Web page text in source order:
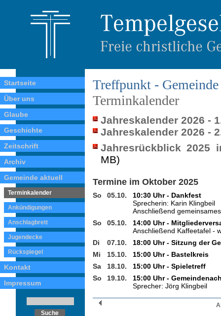
Startseite
Über uns
Glaube
Geschichte
Zeitschrift
Archiv
Gemeinde aktuell
Terminkalender
Ankündigungen
Anschlagbrett
Jugendecke
Rückspiegel
Kontakt
Impressum
Treffpunkt -
Terminkalender
Jahreskalender 2026 -
Jahreskalender 2026 -
Jahresrückblick 2025
MB)
Termine im Oktober 2025
So 05.10.
10:30 Uhr - Dankfest
Sprecherin: Karin Klingbeil
Anschließend
So
05.10.
14:00 Uhr -
Anschließend Kaffeetafel -
Di
07.10.
18:00 Uhr - Sitzung der
Mi
15.10.
15:00 Uhr - Bastelkreis
Sa
18.10.
15:00 Uhr - Spieletreff
So
19.10.
15:00 Uhr -
Sprecher: Jörg Klingbeil